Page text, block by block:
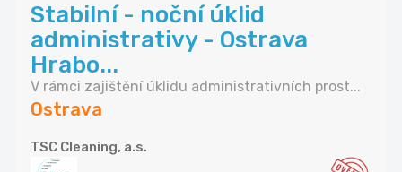
Stabilní - noční úklid
administrativy - Ostrava
Hrabo...
V rámci zajištění úklidu administrativních prost...
Ostrava
TSC Cleaning, a.s.